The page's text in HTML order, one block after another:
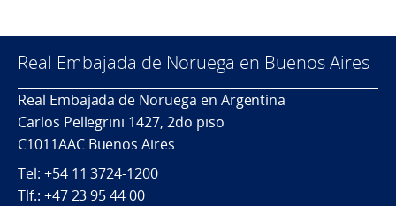
Real Embajada de Noruega en Buenos Aires
Real Embajada de Noruega en Argentina
Carlos Pellegrini 1427, 2do piso
C1011AAC Buenos Aires
Tel: +54 11 3724-1200
Tlf.: +47 23 95 44 00